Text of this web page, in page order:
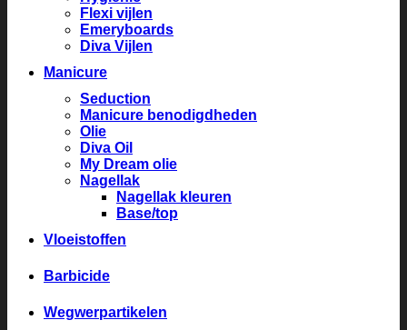
Flexi vijlen
Emeryboards
Diva Vijlen
Manicure
Seduction
Manicure benodigdheden
Olie
Diva Oil
My Dream olie
Nagellak
Nagellak kleuren
Base/top
Vloeistoffen
Barbicide
Wegwerpartikelen